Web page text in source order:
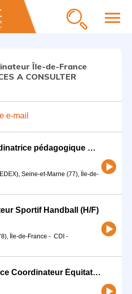
menu
Île-de-France
A CONSULTER
e-mail
Coordinateur / Coordinatrice pédagogique Win Sport School (H/F)
Seine-et-Marne (77), Île-de-
Sportif Handball (H/F)
Île-de-France - CDI -
Formateur / Formatrice Coordinateur Équitation (H/F)